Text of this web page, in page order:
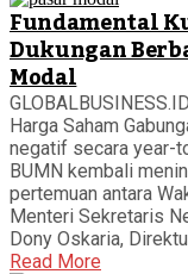
Fundamental
Dukungan
Modal
Harga Saham
negatif secara year-
BUMN kembali
pertemuan antara
Menteri Sekretaris
Dony Oskaria,
Read More